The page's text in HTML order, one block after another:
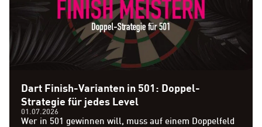
Dart Finish-Varianten in 501: Doppel-
Strategie für jedes Level
01.07.2026
Wer in 501 gewinnen will, muss auf einem Doppelfeld